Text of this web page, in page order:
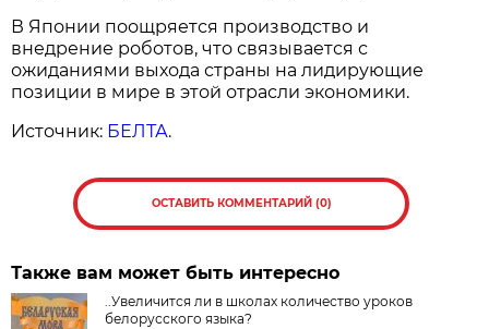
В Японии поощряется производство и
внедрение роботов, что связывается с
ожиданиями выхода страны на лидирующие
позиции в мире в этой отрасли экономики.
Источник: БЕЛТА.
ОСТАВИТЬ КОММЕНТАРИЙ (0)
Также вам может быть интересно
..Увеличится ли в школах количество уроков
белорусского языка?